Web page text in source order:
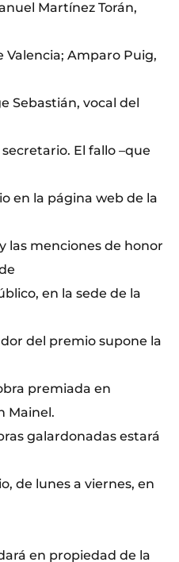
Martínez Torán,
Valencia; Amparo Puig,
Sebastián, vocal del
El fallo –que
en la página web de la
las menciones de honor
en la sede de la
del premio supone la
premiada en
Mainel.
galardonadas estará
de lunes a viernes, en
en propiedad de la